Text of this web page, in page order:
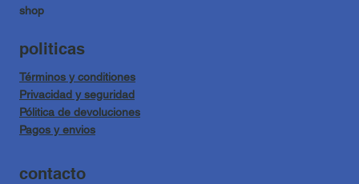
shop
politicas
Términos y conditiones
Privacidad y seguridad
Pólitica de devoluciones
Pagos y envios
contacto